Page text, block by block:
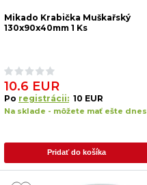
Mikado Krabička Muškařský
130x90x40mm 1 Ks
10.6 EUR
Po registrácii: 10 EUR
Na sklade - môžete mať ešte dnes
Pridať do košíka